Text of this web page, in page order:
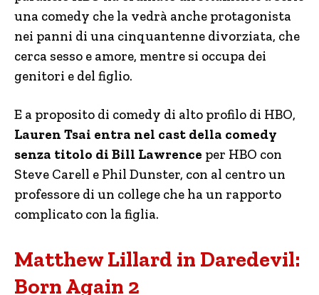
una comedy che la vedrà anche protagonista
nei panni di una cinquantenne divorziata, che
cerca sesso e amore, mentre si occupa dei
genitori e del figlio.
E a proposito di comedy di alto profilo di HBO,
Lauren Tsai entra nel cast della comedy
senza titolo di Bill Lawrence per HBO con
Steve Carell e Phil Dunster, con al centro un
professore di un college che ha un rapporto
complicato con la figlia.
Matthew Lillard in Daredevil:
Born Again 2